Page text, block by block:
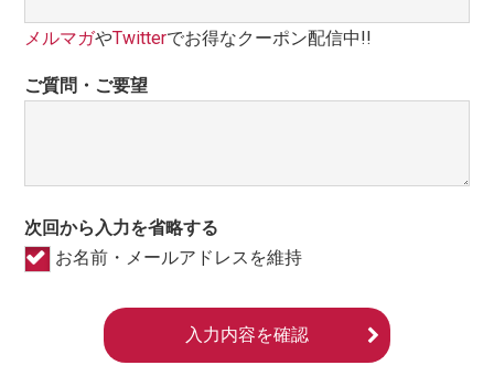
メルマガやTwitterでお得なクーポン配信中!!
ご質問・ご要望
次回から入力を省略する
お名前・メールアドレスを維持
入力内容を確認